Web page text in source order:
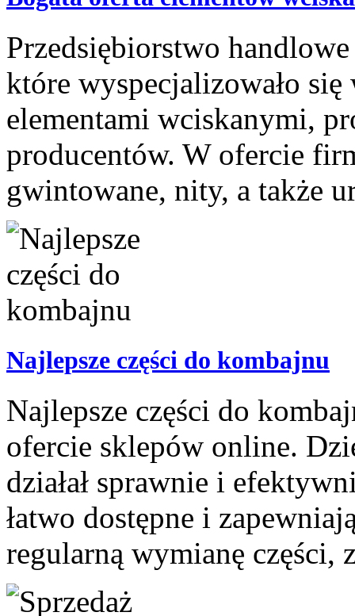
Przedsiębiorstwo
które wyspecjalizowało
elementami wciskanymi,
producentów. W ofercie
gwintowane, nity, a także
Najlepsze części do kombajnu
Najlepsze części do
ofercie sklepów online.
działał sprawnie i
łatwo dostępne i
regularną wymianę części,